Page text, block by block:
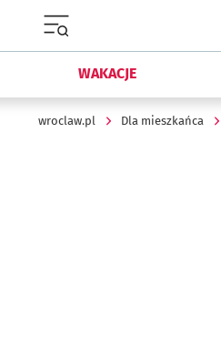
WAKACJE
wroclaw.pl Dla mieszkańca